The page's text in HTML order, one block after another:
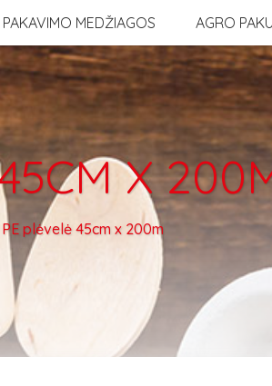
PAKAVIMO MEDŽIAGOS AGRO
X
plėvelė 45cm x 200m